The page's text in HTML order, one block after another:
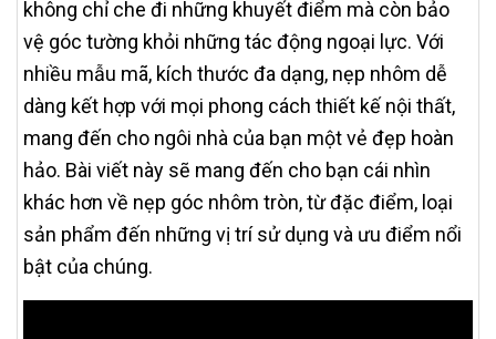
không chỉ che đi những khuyết điểm mà còn bảo
vệ góc tường khỏi những tác động ngoại lực. Với
nhiều mẫu mã, kích thước đa dạng, nẹp nhôm dễ
dàng kết hợp với mọi phong cách thiết kế nội thất,
mang đến cho ngôi nhà của bạn một vẻ đẹp hoàn
hảo. Bài viết này sẽ mang đến cho bạn cái nhìn
khác hơn về nẹp góc nhôm tròn, từ đặc điểm, loại
sản phẩm đến những vị trí sử dụng và ưu điểm nổi
bật của chúng.